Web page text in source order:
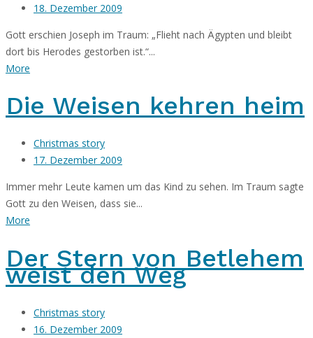
18. Dezember 2009
Gott erschien Joseph im Traum: „Flieht nach Ägypten und bleibt
dort bis Herodes gestorben ist.“...
More
Die Weisen kehren heim
Christmas story
17. Dezember 2009
Immer mehr Leute kamen um das Kind zu sehen. Im Traum sagte
Gott zu den Weisen, dass sie...
More
Der Stern von Betlehem
weist den Weg
Christmas story
16. Dezember 2009